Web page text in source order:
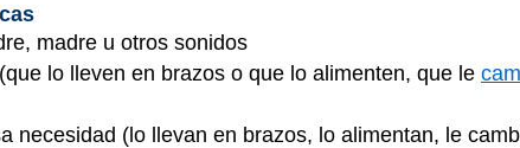
madre u otros sonidos
lo lleven en brazos o que lo alimenten, que le
necesidad (lo llevan en brazos, lo alimentan, le